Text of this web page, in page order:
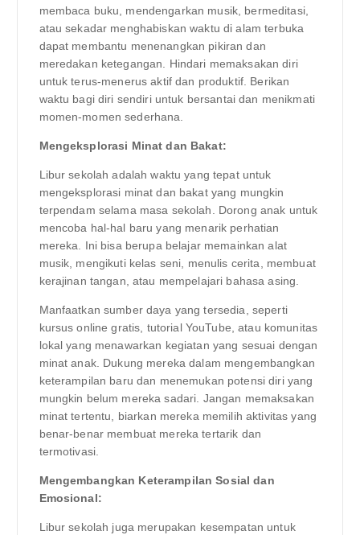
membaca buku, mendengarkan musik, bermeditasi,
atau sekadar menghabiskan waktu di alam terbuka
dapat membantu menenangkan pikiran dan
meredakan ketegangan. Hindari memaksakan diri
untuk terus-menerus aktif dan produktif. Berikan
waktu bagi diri sendiri untuk bersantai dan menikmati
momen-momen sederhana.
Mengeksplorasi Minat dan Bakat:
Libur sekolah adalah waktu yang tepat untuk
mengeksplorasi minat dan bakat yang mungkin
terpendam selama masa sekolah. Dorong anak untuk
mencoba hal-hal baru yang menarik perhatian
mereka. Ini bisa berupa belajar memainkan alat
musik, mengikuti kelas seni, menulis cerita, membuat
kerajinan tangan, atau mempelajari bahasa asing.
Manfaatkan sumber daya yang tersedia, seperti
kursus online gratis, tutorial YouTube, atau komunitas
lokal yang menawarkan kegiatan yang sesuai dengan
minat anak. Dukung mereka dalam mengembangkan
keterampilan baru dan menemukan potensi diri yang
mungkin belum mereka sadari. Jangan memaksakan
minat tertentu, biarkan mereka memilih aktivitas yang
benar-benar membuat mereka tertarik dan
termotivasi.
Mengembangkan Keterampilan Sosial dan
Emosional:
Libur sekolah juga merupakan kesempatan untuk